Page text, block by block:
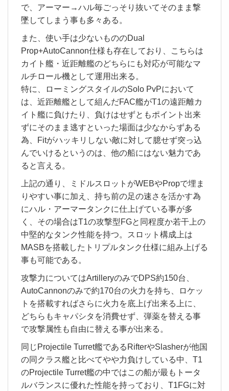
で、アーマー→ハル毎ごっそり抜いてそのまま撃
墜してしまう事も多々ある。
また、使い手は少ないもののDual
Prop+AutoCannon仕様も存在しており、こちらは
カイト艦・近距離艦のどちらにも対応が可能なマ
ルチロール機として運用出来る。
特に、ローミングスタイルのSolo PvPにおいて
は、近距離艦として組んだFAC艦がT1の遠距離カ
イト艦に負けたり、負けはせずともポイント出来
ずにそのまま逃すといった場面は少なからずある
為、Fitがハッキリしない敵に対して臆せず突っ込
んでいけるというのは、他の船にはない魅力であ
ると言える。
上記の通り、ミドルスロットがWEBやPropで埋ま
りやすい事に加え、持ち前の足の速さを活かす為
にハル・アーマータンクに仕上げている事が多
く、その場合はT1の攻撃型FGと同程度か若干上の
中堅的なタンク性能を持つ。スロット構成上は
MASBを搭載したトリプルタンク仕様に組み上げる
事も可能である。
攻撃力についてはArtilleryのみでDPS約150台、
AutoCannonのみで約170台の火力を持ち、ロケッ
トを搭載すればさらに火力を底上げ出来る上に、
どちらもキャパシタを消費せず、弾薬を替える事
で攻撃属性も自由に替える事が出来る。
同じProjectile Turret艦であるRifterやSlasherが他国
の同クラス艦と比べてやや力負けしている中、T1
のProjectile Turret艦の中ではこの船が最もトータ
ルバランスに優れた性能を持っており、T1FGに対